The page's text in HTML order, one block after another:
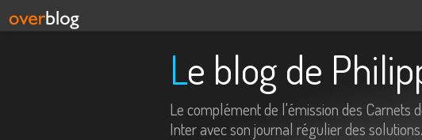
Le blog de
Le complément de l'émission des Carnets
Inter avec son journal régulier des solutions.